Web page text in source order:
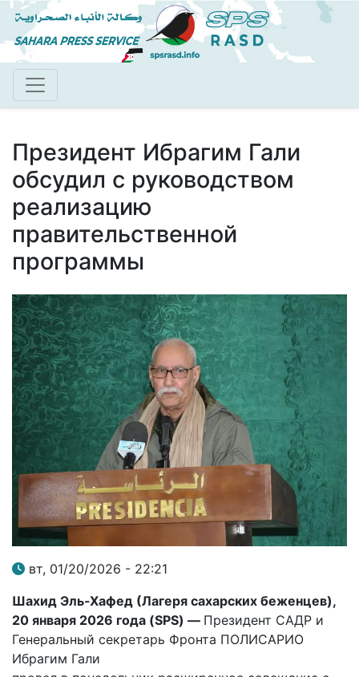
Перейти
к
основному
Президент Ибрагим Гали
обсудил с руководством
реализацию
правительственной
программы
вт, 01/20/2026 - 22:21
Шахид Эль-Хафед (Лагеря сахарских беженцев),
20 января 2026 года (SPS) — Президент САДР и
Генеральный секретарь Фронта ПОЛИСАРИО
Ибрагим Гали